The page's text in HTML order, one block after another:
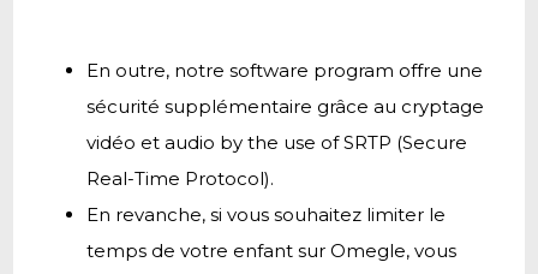
En outre, notre software program offre une
sécurité supplémentaire grâce au cryptage
vidéo et audio by the use of SRTP (Secure
Real-Time Protocol).
En revanche, si vous souhaitez limiter le
temps de votre enfant sur Omegle, vous